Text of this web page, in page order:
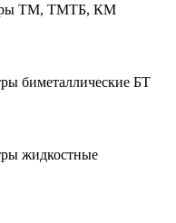
ТМ, ТМТБ, КМ
биметаллические БТ
жидкостные